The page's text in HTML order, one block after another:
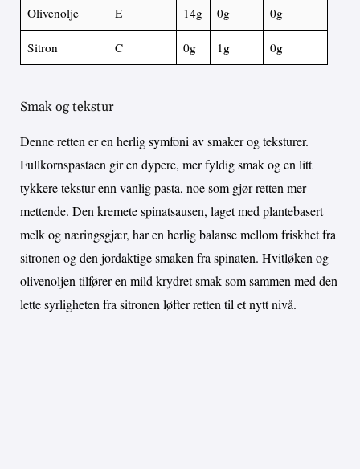
Olivenolje E 14g 0g 0g
Sitron C 0g 1g 0g
Smak og tekstur
Denne retten er en herlig symfoni av smaker og teksturer.
Fullkornspastaen gir en dypere, mer fyldig smak og en litt
tykkere tekstur enn vanlig pasta, noe som gjør retten mer
mettende. Den kremete spinatsausen, laget med plantebasert
melk og næringsgjær, har en herlig balanse mellom friskhet fra
sitronen og den jordaktige smaken fra spinaten. Hvitløken og
olivenoljen tilfører en mild krydret smak som sammen med den
lette syrligheten fra sitronen løfter retten til et nytt nivå.